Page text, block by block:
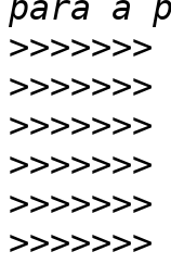
>>>>>>>
>>>>>>>
>>>>>>>
>>>>>>>
>>>>>>>
>>>>>>>